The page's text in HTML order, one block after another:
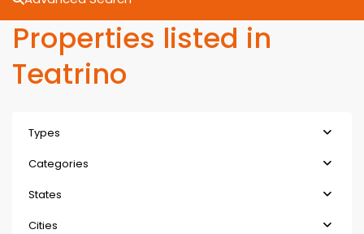
Properties listed in
Teatrino
Types
Categories
States
Cities